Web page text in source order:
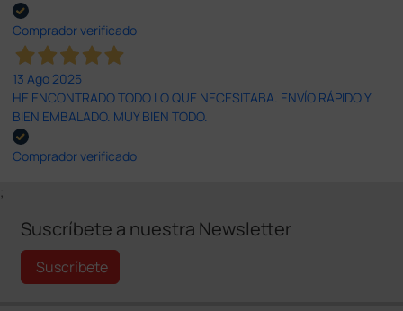
Comprador verificado
13 Ago 2025
HE ENCONTRADO TODO LO QUE NECESITABA. ENVÍO RÁPIDO Y
BIEN EMBALADO. MUY BIEN TODO.
Comprador verificado
;
Suscríbete a nuestra Newsletter
Suscríbete